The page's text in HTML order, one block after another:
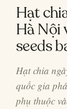
Hạt
Hà Nội
seeds
Hạt chia
quốc gia
phụ thuộc